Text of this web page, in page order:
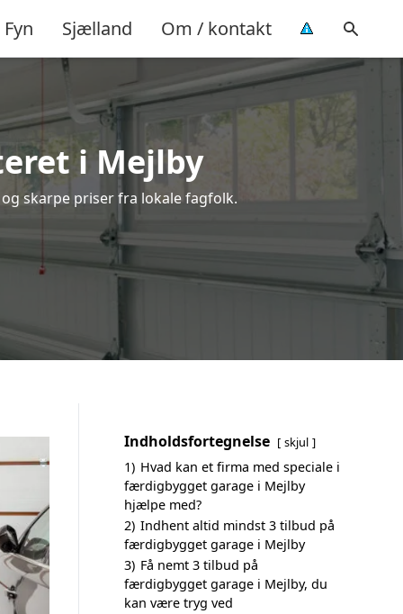
Fyn Sjælland Om / kontakt
i Mejlby
skarpe priser fra lokale fagfolk.
Indholdsfortegnelse skjul
1) Hvad kan et firma med speciale i
færdigbygget garage i Mejlby
hjælpe med?
2) Indhent altid mindst 3 tilbud på
færdigbygget garage i Mejlby
3) Få nemt 3 tilbud på
færdigbygget garage i Mejlby, du
kan være tryg ved